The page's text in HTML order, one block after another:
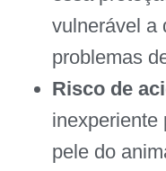
vulnerável a
problemas
Risco de
inexperiente
pele do